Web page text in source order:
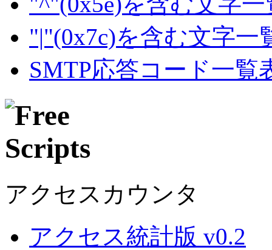
"|"(0x7c)を含む文字一
SMTP応答コード一覧
アクセスカウンタ
アクセス統計版 v0.2